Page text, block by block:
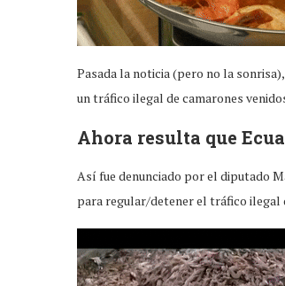
Pasada la noticia (pero no la
un tráfico ilegal de camarones
Ahora resulta que
Así fue denunciado por el diputado
para regular/detener el tráfico ilegal